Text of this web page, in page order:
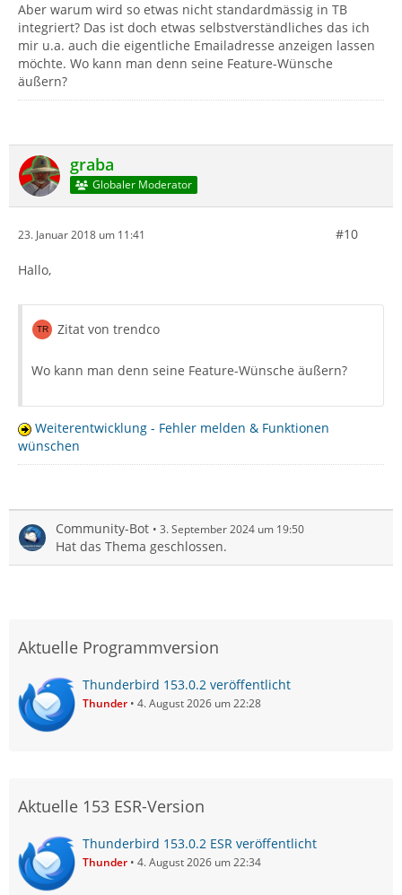
Aber warum wird so etwas nicht standardmässig in TB
integriert? Das ist doch etwas selbstverständliches das ich
mir u.a. auch die eigentliche Emailadresse anzeigen lassen
möchte. Wo kann man denn seine Feature-Wünsche
äußern?
graba
Globaler Moderator
23. Januar 2018 um 11:41 #10
Hallo,
Zitat von trendco
Wo kann man denn seine Feature-Wünsche äußern?
Weiterentwicklung - Fehler melden & Funktionen
wünschen
Community-Bot 3. September 2024 um 19:50
Hat das Thema geschlossen.
Aktuelle Programmversion
Thunderbird 153.0.2 veröffentlicht
Thunder 4. August 2026 um 22:28
Aktuelle 153 ESR-Version
Thunderbird 153.0.2 ESR veröffentlicht
Thunder 4. August 2026 um 22:34